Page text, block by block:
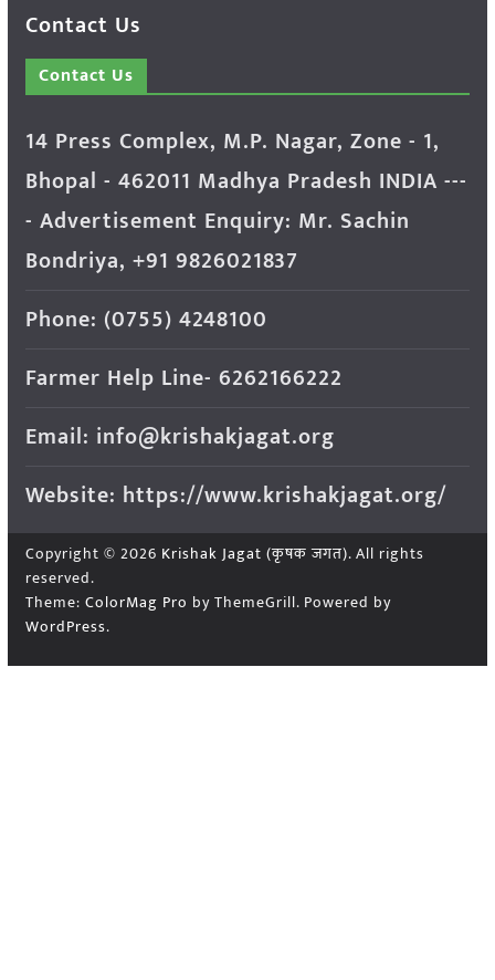
Contact Us
Contact Us
14 Press Complex, M.P. Nagar, Zone - 1,
Bhopal - 462011 Madhya Pradesh INDIA ---
- Advertisement Enquiry: Mr. Sachin
Bondriya, +91 9826021837
Phone: (0755) 4248100
Farmer Help Line- 6262166222
Email: info@krishakjagat.org
Website: https://www.krishakjagat.org/
Copyright © 2026 Krishak Jagat (कृषक जगत). All rights
reserved.
Theme: ColorMag Pro by ThemeGrill. Powered by
WordPress.